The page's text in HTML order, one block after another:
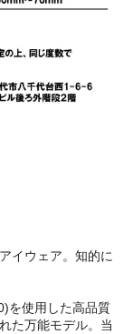
イウェア。知的に
を使用した高品質
た万能モデル。当